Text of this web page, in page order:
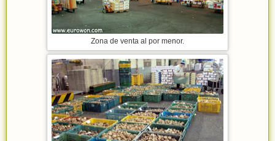
Zona de venta al por menor.